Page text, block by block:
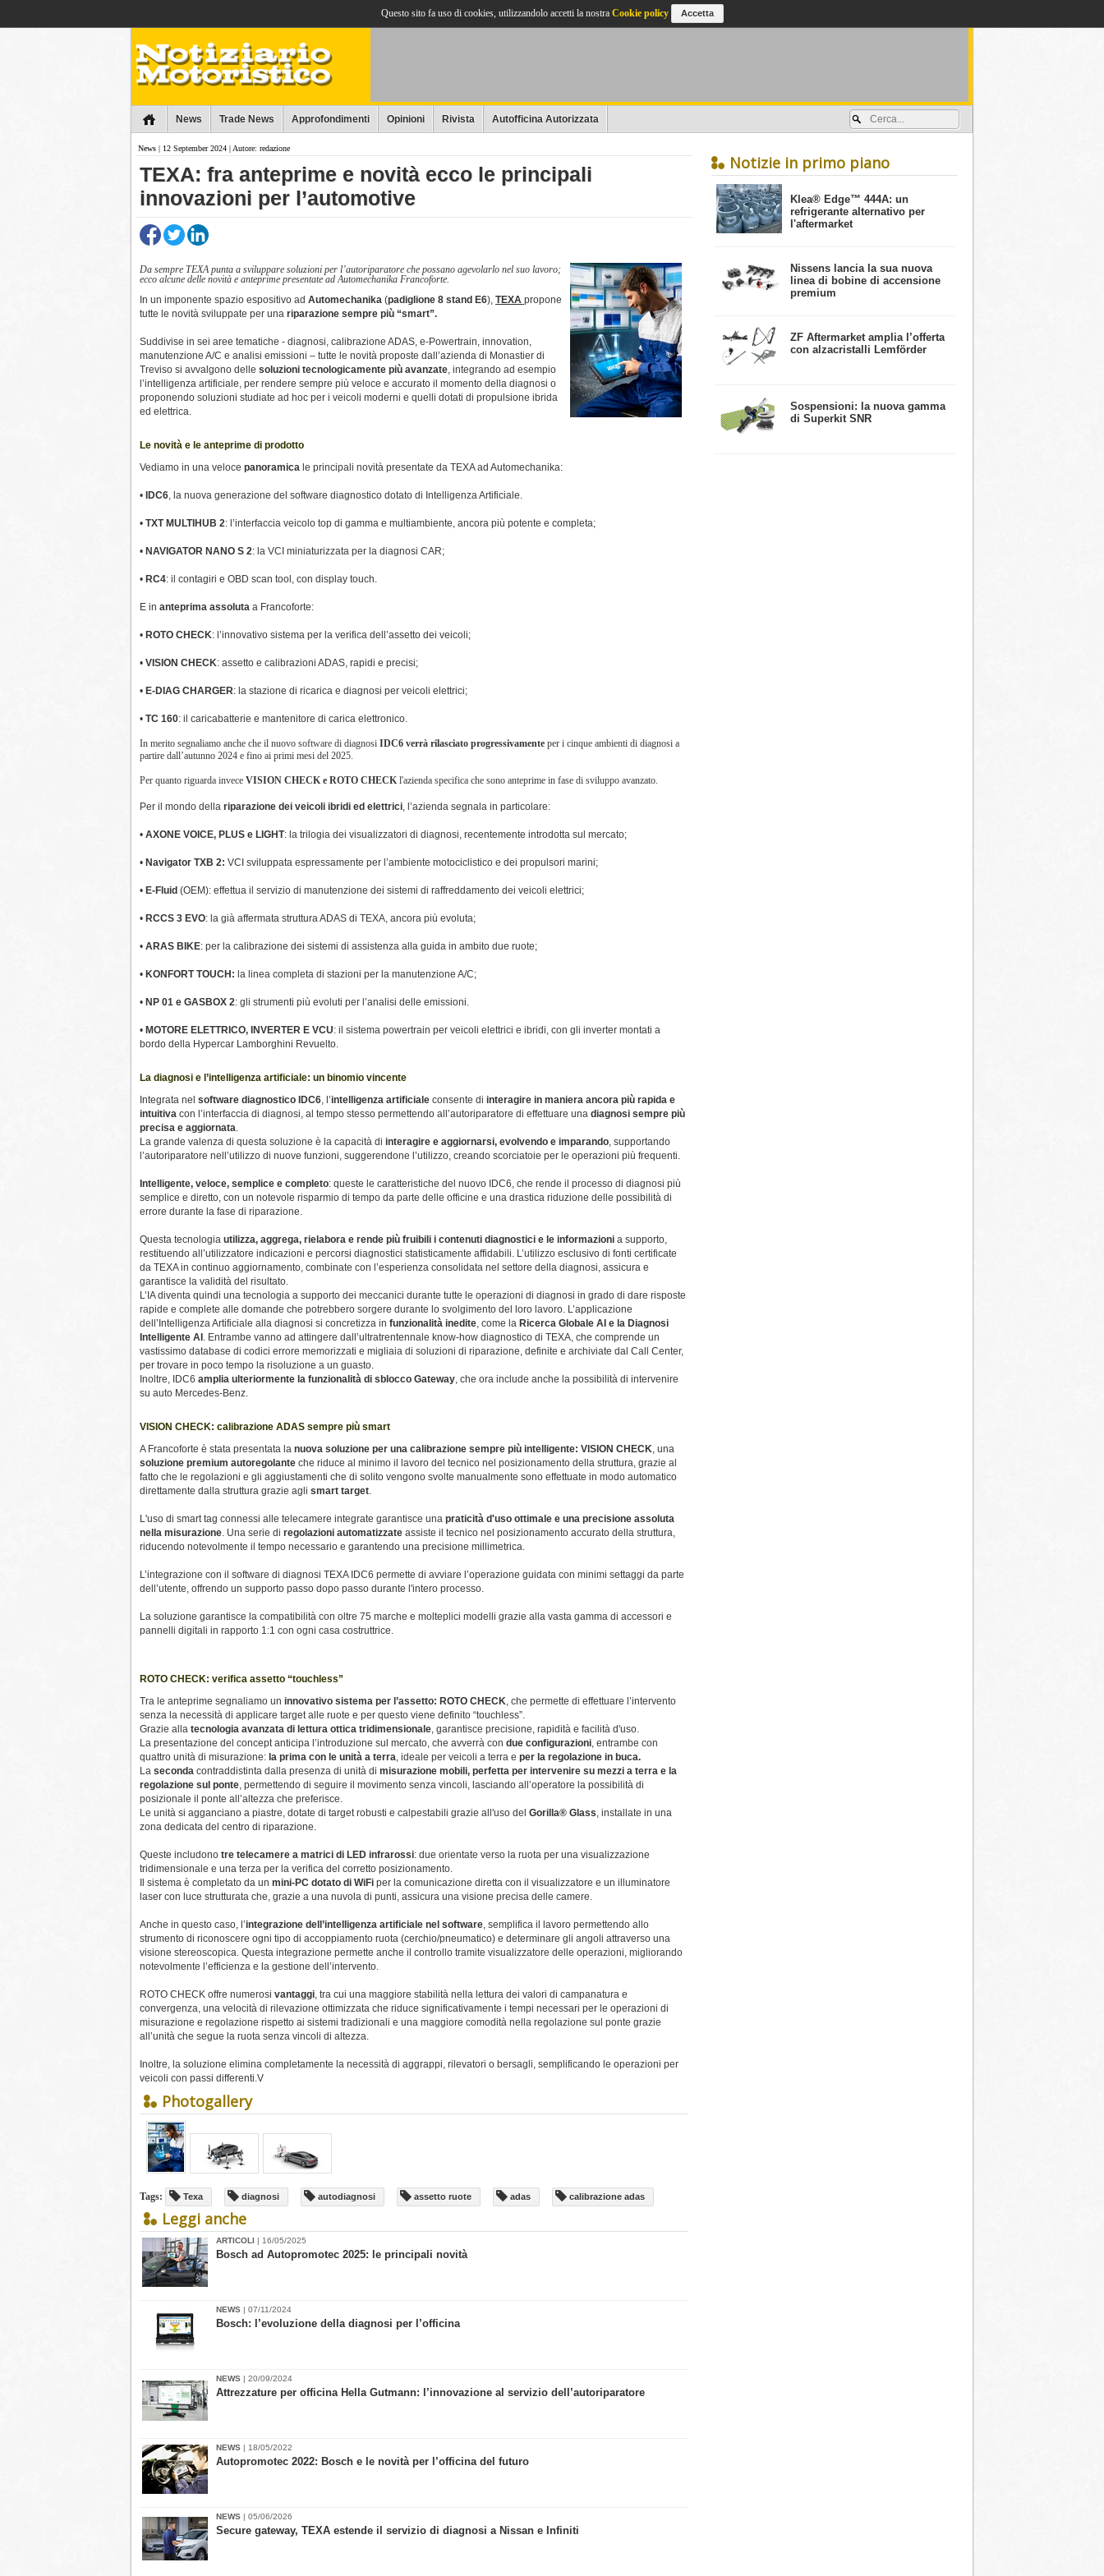
News Trade News Approfondimenti Opinioni Rivista Autofficina Autorizzata
Notizie in primo piano
​Klea® Edge™ 444A: un
refrigerante alternativo per
l'aftermarket
Nissens lancia la sua nuova
linea di bobine di accensione
premium
ZF Aftermarket amplia l’offerta
con alzacristalli Lemförder
​Sospensioni: la nuova gamma
di Superkit SNR
News | 12 September 2024 | Autore: redazione
TEXA: fra anteprime e novità ecco le principali
innovazioni per l’automotive
Da sempre TEXA punta a sviluppare soluzioni per l’autoriparatore che possano agevolarlo nel suo lavoro;
ecco alcune delle novità e anteprime presentate ad Automechanika Francoforte.
In un imponente spazio espositivo ad Automechanika (padiglione 8 stand E6), TEXA propone
tutte le novità sviluppate per una riparazione sempre più “smart”.
Suddivise in sei aree tematiche - diagnosi, calibrazione ADAS, e-Powertrain, innovation,
manutenzione A/C e analisi emissioni – tutte le novità proposte dall’azienda di Monastier di
Treviso si avvalgono delle soluzioni tecnologicamente più avanzate, integrando ad esempio
l’intelligenza artificiale, per rendere sempre più veloce e accurato il momento della diagnosi o
proponendo soluzioni studiate ad hoc per i veicoli moderni e quelli dotati di propulsione ibrida
ed elettrica.
Le novità e le anteprime di prodotto
Vediamo in una veloce panoramica le principali novità presentate da TEXA ad Automechanika:
• IDC6, la nuova generazione del software diagnostico dotato di Intelligenza Artificiale.
• TXT MULTIHUB 2: l’interfaccia veicolo top di gamma e multiambiente, ancora più potente e completa;
• NAVIGATOR NANO S 2: la VCI miniaturizzata per la diagnosi CAR;
• RC4: il contagiri e OBD scan tool, con display touch.
E in anteprima assoluta a Francoforte:
• ROTO CHECK: l’innovativo sistema per la verifica dell’assetto dei veicoli;
• VISION CHECK: assetto e calibrazioni ADAS, rapidi e precisi;
• E-DIAG CHARGER: la stazione di ricarica e diagnosi per veicoli elettrici;
• TC 160: il caricabatterie e mantenitore di carica elettronico.
In merito segnaliamo anche che il nuovo software di diagnosi IDC6 verrà rilasciato progressivamente per i cinque ambienti di diagnosi a
partire dall’autunno 2024 e fino ai primi mesi del 2025.
Per quanto riguarda invece VISION CHECK e ROTO CHECK l'azienda specifica che sono anteprime in fase di sviluppo avanzato.
Per il mondo della riparazione dei veicoli ibridi ed elettrici, l’azienda segnala in particolare:
• AXONE VOICE, PLUS e LIGHT: la trilogia dei visualizzatori di diagnosi, recentemente introdotta sul mercato;
• Navigator TXB 2: VCI sviluppata espressamente per l’ambiente motociclistico e dei propulsori marini;
• E-Fluid (OEM): effettua il servizio di manutenzione dei sistemi di raffreddamento dei veicoli elettrici;
• RCCS 3 EVO: la già affermata struttura ADAS di TEXA, ancora più evoluta;
• ARAS BIKE: per la calibrazione dei sistemi di assistenza alla guida in ambito due ruote;
• KONFORT TOUCH: la linea completa di stazioni per la manutenzione A/C;
• NP 01 e GASBOX 2: gli strumenti più evoluti per l’analisi delle emissioni.
• MOTORE ELETTRICO, INVERTER E VCU: il sistema powertrain per veicoli elettrici e ibridi, con gli inverter montati a
bordo della Hypercar Lamborghini Revuelto.
La diagnosi e l’intelligenza artificiale: un binomio vincente
Integrata nel software diagnostico IDC6, l’intelligenza artificiale consente di interagire in maniera ancora più rapida e
intuitiva con l’interfaccia di diagnosi, al tempo stesso permettendo all’autoriparatore di effettuare una diagnosi sempre più
precisa e aggiornata.
La grande valenza di questa soluzione è la capacità di interagire e aggiornarsi, evolvendo e imparando, supportando
l’autoriparatore nell’utilizzo di nuove funzioni, suggerendone l’utilizzo, creando scorciatoie per le operazioni più frequenti.
Intelligente, veloce, semplice e completo: queste le caratteristiche del nuovo IDC6, che rende il processo di diagnosi più
semplice e diretto, con un notevole risparmio di tempo da parte delle officine e una drastica riduzione delle possibilità di
errore durante la fase di riparazione.
Questa tecnologia utilizza, aggrega, rielabora e rende più fruibili i contenuti diagnostici e le informazioni a supporto,
restituendo all’utilizzatore indicazioni e percorsi diagnostici statisticamente affidabili. L’utilizzo esclusivo di fonti certificate
da TEXA in continuo aggiornamento, combinate con l’esperienza consolidata nel settore della diagnosi, assicura e
garantisce la validità del risultato.
L’IA diventa quindi una tecnologia a supporto dei meccanici durante tutte le operazioni di diagnosi in grado di dare risposte
rapide e complete alle domande che potrebbero sorgere durante lo svolgimento del loro lavoro. L’applicazione
dell’Intelligenza Artificiale alla diagnosi si concretizza in funzionalità inedite, come la Ricerca Globale AI e la Diagnosi
Intelligente AI . Entrambe vanno ad attingere dall’ultratrentennale know-how diagnostico di TEXA, che comprende un
vastissimo database di codici errore memorizzati e migliaia di soluzioni di riparazione, definite e archiviate dal Call Center,
per trovare in poco tempo la risoluzione a un guasto.
Inoltre, IDC6 amplia ulteriormente la funzionalità di sblocco Gateway, che ora include anche la possibilità di intervenire
su auto Mercedes-Benz.
VISION CHECK: calibrazione ADAS sempre più smart
A Francoforte è stata presentata la nuova soluzione per una calibrazione sempre più intelligente: VISION CHECK, una
soluzione premium autoregolante che riduce al minimo il lavoro del tecnico nel posizionamento della struttura, grazie al
fatto che le regolazioni e gli aggiustamenti che di solito vengono svolte manualmente sono effettuate in modo automatico
direttamente dalla struttura grazie agli smart target.
L'uso di smart tag connessi alle telecamere integrate garantisce una praticità d'uso ottimale e una precisione assoluta
nella misurazione. Una serie di regolazioni automatizzate assiste il tecnico nel posizionamento accurato della struttura,
riducendo notevolmente il tempo necessario e garantendo una precisione millimetrica.
L’integrazione con il software di diagnosi TEXA IDC6 permette di avviare l’operazione guidata con minimi settaggi da parte
dell’utente, offrendo un supporto passo dopo passo durante l'intero processo.
La soluzione garantisce la compatibilità con oltre 75 marche e molteplici modelli grazie alla vasta gamma di accessori e
pannelli digitali in rapporto 1:1 con ogni casa costruttrice.
ROTO CHECK: verifica assetto “touchless”
Tra le anteprime segnaliamo un innovativo sistema per l’assetto: ROTO CHECK, che permette di effettuare l’intervento
senza la necessità di applicare target alle ruote e per questo viene definito “touchless”.
Grazie alla tecnologia avanzata di lettura ottica tridimensionale, garantisce precisione, rapidità e facilità d'uso.
La presentazione del concept anticipa l’introduzione sul mercato, che avverrà con due configurazioni, entrambe con
quattro unità di misurazione: la prima con le unità a terra, ideale per veicoli a terra e per la regolazione in buca.
La seconda contraddistinta dalla presenza di unità di misurazione mobili, perfetta per intervenire su mezzi a terra e la
regolazione sul ponte, permettendo di seguire il movimento senza vincoli, lasciando all’operatore la possibilità di
posizionale il ponte all’altezza che preferisce.
Le unità si agganciano a piastre, dotate di target robusti e calpestabili grazie all'uso del Gorilla® Glass, installate in una
zona dedicata del centro di riparazione.
Queste includono tre telecamere a matrici di LED infrarossi: due orientate verso la ruota per una visualizzazione
tridimensionale e una terza per la verifica del corretto posizionamento.
Il sistema è completato da un mini-PC dotato di WiFi per la comunicazione diretta con il visualizzatore e un illuminatore
laser con luce strutturata che, grazie a una nuvola di punti, assicura una visione precisa delle camere.
Anche in questo caso, l’integrazione dell’intelligenza artificiale nel software, semplifica il lavoro permettendo allo
strumento di riconoscere ogni tipo di accoppiamento ruota (cerchio/pneumatico) e determinare gli angoli attraverso una
visione stereoscopica. Questa integrazione permette anche il controllo tramite visualizzatore delle operazioni, migliorando
notevolmente l’efficienza e la gestione dell’intervento.
ROTO CHECK offre numerosi vantaggi, tra cui una maggiore stabilità nella lettura dei valori di campanatura e
convergenza, una velocità di rilevazione ottimizzata che riduce significativamente i tempi necessari per le operazioni di
misurazione e regolazione rispetto ai sistemi tradizionali e una maggiore comodità nella regolazione sul ponte grazie
all’unità che segue la ruota senza vincoli di altezza.
Inoltre, la soluzione elimina completamente la necessità di aggrappi, rilevatori o bersagli, semplificando le operazioni per
veicoli con passi differenti.V
Photogallery
Tags: Texa diagnosi autodiagnosi assetto ruote adas calibrazione adas
Leggi anche
ARTICOLI | 16/05/2025
​Bosch ad Autopromotec 2025: le principali novità
NEWS | 07/11/2024
​Bosch: l’evoluzione della diagnosi per l’officina
NEWS | 20/09/2024
Attrezzature per officina Hella Gutmann: l’innovazione al servizio dell’autoriparatore
NEWS | 18/05/2022
Autopromotec 2022: Bosch e le novità per l’officina del futuro
NEWS | 05/06/2026
Secure gateway, TEXA estende il servizio di diagnosi a Nissan e Infiniti
Questo sito fa uso di cookies, utilizzandolo accetti la nostra Cookie policy Accetta